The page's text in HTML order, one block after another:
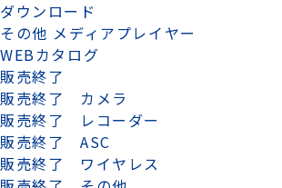
ダウンロード
その他 メディアプレイヤー
WEBカタログ
販売終了
販売終了 カメラ
販売終了 レコーダー
販売終了 ASC
販売終了 ワイヤレス